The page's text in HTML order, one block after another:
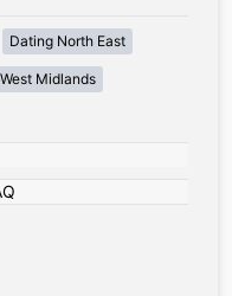
Dating North East
Midlands